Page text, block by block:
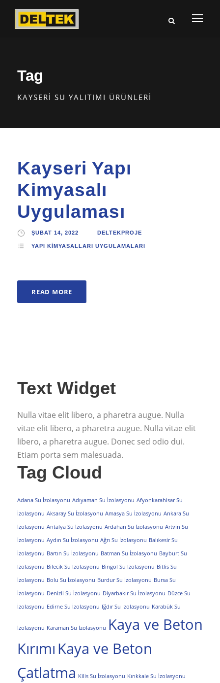
Tag
KAYSERI SU YALITIMI ÜRÜNLERI
Kayseri Yapı
Kimyasalı
Uygulaması
ŞUBAT 14, 2022 DELTEKPROJE
YAPI KIMYASALLARI UYGULAMALARI
READ MORE
Text Widget
Nulla vitae elit libero, a pharetra augue. Nulla
vitae elit libero, a pharetra augue. Nulla vitae elit
libero, a pharetra augue. Donec sed odio dui.
Etiam porta sem malesuada.
Tag Cloud
Adana Su İzolasyonu Adıyaman Su İzolasyonu Afyonkarahisar Su
İzolasyonu Aksaray Su İzolasyonu Amasya Su İzolasyonu Ankara Su
İzolasyonu Antalya Su İzolasyonu Ardahan Su İzolasyonu Artvin Su
İzolasyonu Aydın Su İzolasyonu Ağrı Su İzolasyonu Balıkesir Su
İzolasyonu Bartın Su İzolasyonu Batman Su İzolasyonu Bayburt Su
İzolasyonu Bilecik Su İzolasyonu Bingöl Su İzolasyonu Bitlis Su
İzolasyonu Bolu Su İzolasyonu Burdur Su İzolasyonu Bursa Su
İzolasyonu Denizli Su İzolasyonu Diyarbakır Su İzolasyonu Düzce Su
İzolasyonu Edirne Su İzolasyonu Iğdır Su İzolasyonu Karabük Su
İzolasyonu Karaman Su İzolasyonu Kaya ve Beton
Kırımı Kaya ve Beton
Çatlatma Kilis Su İzolasyonu Kırıkkale Su İzolasyonu